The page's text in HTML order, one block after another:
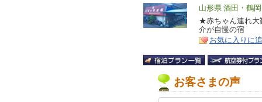
エ
リ
ア
山形県 酒田・鶴
特
徴
★赤ちゃん連れ大
介が自慢の宿
お気に入りに
お客さまの声